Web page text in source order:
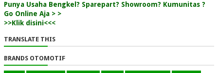
Punya Usaha Bengkel? Sparepart? Showroom? Kumunitas ?
Go Online Aja > >
>>Klik disini<<<
TRANSLATE THIS
BRANDS OTOMOTIF